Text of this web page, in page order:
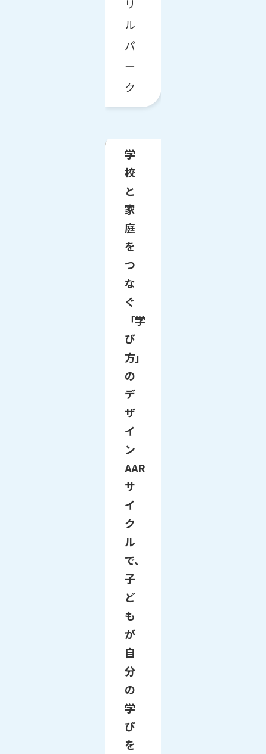
リ
ル
パ
ー
ク
学
校
と
家
庭
を
つ
な
ぐ
「学
び
方」
の
デ
ザ
イ
ン
AAR
サ
イ
ク
ル
で、
子
ど
も
が
自
分
の
学
び
を